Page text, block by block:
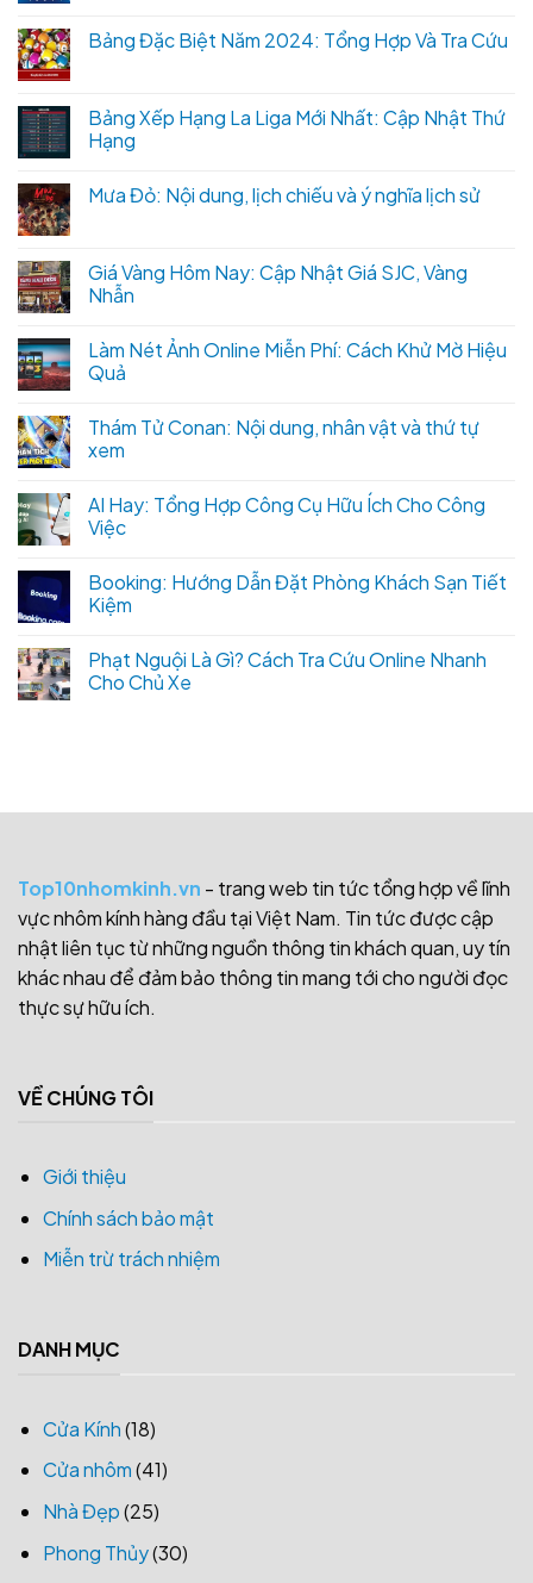
Bảng Đặc Biệt Năm 2024: Tổng Hợp Và Tra Cứu
Bảng Xếp Hạng La Liga Mới Nhất: Cập Nhật Thứ
Hạng
Mưa Đỏ: Nội dung, lịch chiếu và ý nghĩa lịch sử
Giá Vàng Hôm Nay: Cập Nhật Giá SJC, Vàng
Nhẫn
Làm Nét Ảnh Online Miễn Phí: Cách Khử Mờ Hiệu
Quả
Thám Tử Conan: Nội dung, nhân vật và thứ tự
xem
AI Hay: Tổng Hợp Công Cụ Hữu Ích Cho Công
Việc
Booking: Hướng Dẫn Đặt Phòng Khách Sạn Tiết
Kiệm
Phạt Nguội Là Gì? Cách Tra Cứu Online Nhanh
Cho Chủ Xe
Top10nhomkinh.vn - trang web tin tức tổng hợp về lĩnh
vực nhôm kính hàng đầu tại Việt Nam. Tin tức được cập
nhật liên tục từ những nguồn thông tin khách quan, uy tín
khác nhau để đảm bảo thông tin mang tới cho người đọc
thực sự hữu ích.
VỀ CHÚNG TÔI
Giới thiệu
Chính sách bảo mật
Miễn trừ trách nhiệm
DANH MỤC
Cửa Kính(18)
Cửa nhôm(41)
Nhà Đẹp(25)
Phong Thủy(30)